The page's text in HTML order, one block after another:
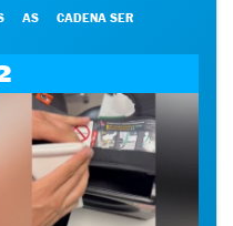
AS CADENA SER